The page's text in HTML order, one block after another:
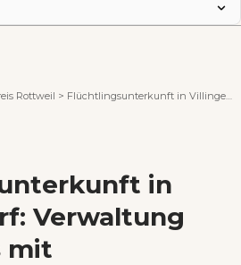
Rottweil > Flüchtlingsunterkunft in Villingendorf: Verwaltung teilt Details mit
in
Verwaltung
mit